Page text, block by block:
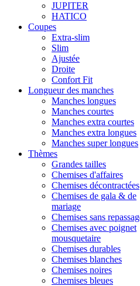
JUPITER
HATICO
Coupes
Extra-slim
Slim
Ajustée
Droite
Confort Fit
Longueur des manches
Manches longues
Manches courtes
Manches extra courtes
Manches extra longues
Manches super longues
Thèmes
Grandes tailles
Chemises d'affaires
Chemises décontractées
Chemises de gala & de
mariage
Chemises sans
Chemises avec poignet
mousquetaire
Chemises durables
Chemises blanches
Chemises noires
Chemises bleues